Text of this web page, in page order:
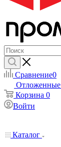
Сравнение0
Отложенные
Корзина 0
Войти
Каталог